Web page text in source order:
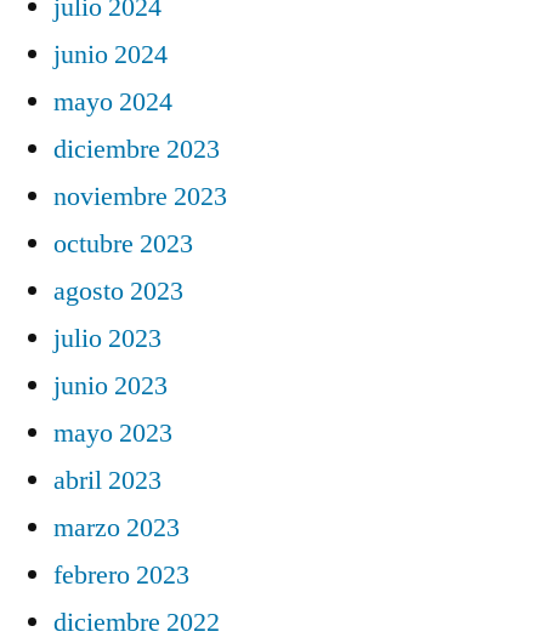
julio 2024
junio 2024
mayo 2024
diciembre 2023
noviembre 2023
octubre 2023
agosto 2023
julio 2023
junio 2023
mayo 2023
abril 2023
marzo 2023
febrero 2023
diciembre 2022